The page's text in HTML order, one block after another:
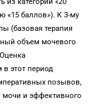
«15 баллов»). К 3-му
(базовая терапия
объем мочевого
этот период
позывов,
мочи и эффективного